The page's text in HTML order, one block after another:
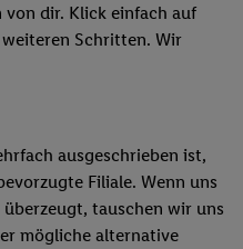
dir. Klick einfach auf
weiteren Schritten. Wir
ausgeschrieben ist,
Filiale. Wenn uns
tauschen wir uns
mögliche alternative